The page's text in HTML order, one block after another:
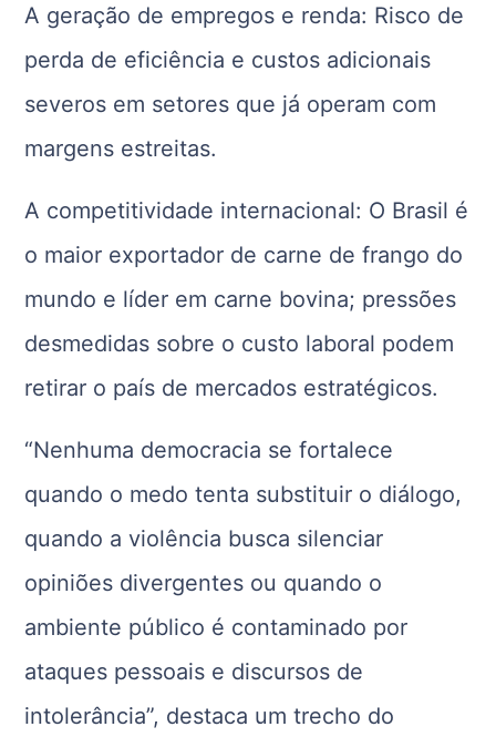
A geração de empregos e renda: Risco de
perda de eficiência e custos adicionais
severos em setores que já operam com
margens estreitas.
A competitividade internacional: O Brasil é
o maior exportador de carne de frango do
mundo e líder em carne bovina; pressões
desmedidas sobre o custo laboral podem
retirar o país de mercados estratégicos.
“Nenhuma democracia se fortalece
quando o medo tenta substituir o diálogo,
quando a violência busca silenciar
opiniões divergentes ou quando o
ambiente público é contaminado por
ataques pessoais e discursos de
intolerância”, destaca um trecho do